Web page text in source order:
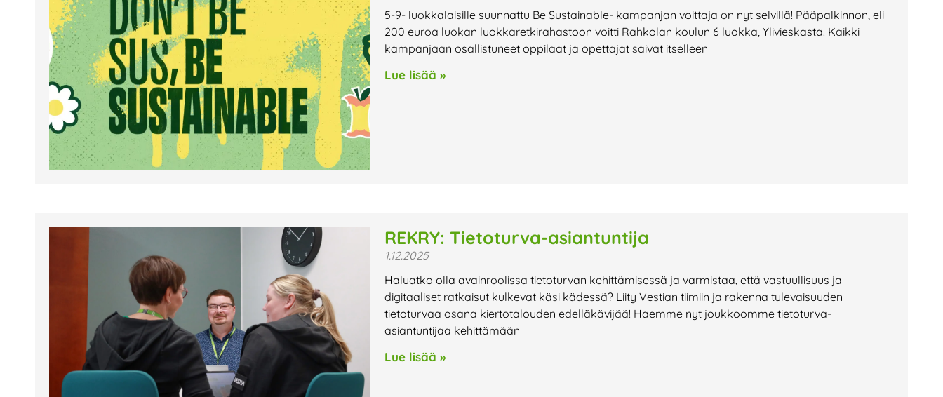
5-9- luokkalaisille suunnattu Be Sustainable- kampanjan voittaja on nyt selvillä! Pääpalkinnon, eli
200 euroa luokan luokkaretkirahastoon voitti Rahkolan koulun 6 luokka, Ylivieskasta. Kaikki
kampanjaan osallistuneet oppilaat ja opettajat saivat itselleen
Lue lisää »
REKRY: Tietoturva-asiantuntija
1.12.2025
Haluatko olla avainroolissa tietoturvan kehittämisessä ja varmistaa, että vastuullisuus ja
digitaaliset ratkaisut kulkevat käsi kädessä? Liity Vestian tiimiin ja rakenna tulevaisuuden
tietoturvaa osana kiertotalouden edelläkävijää! Haemme nyt joukkoomme tietoturva-
asiantuntijaa kehittämään
Lue lisää »